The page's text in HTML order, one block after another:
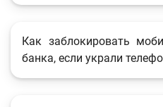
Как заблокировать
банка, если украли